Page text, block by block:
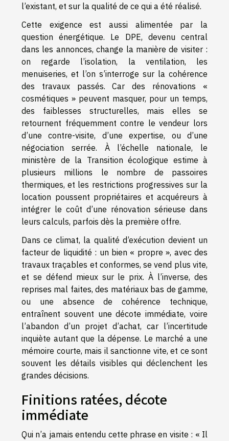
l’existant, et sur la qualité de ce qui a été réalisé.
Cette exigence est aussi alimentée par la
question énergétique. Le DPE, devenu central
dans les annonces, change la manière de visiter :
on regarde l’isolation, la ventilation, les
menuiseries, et l’on s’interroge sur la cohérence
des travaux passés. Car des rénovations «
cosmétiques » peuvent masquer, pour un temps,
des faiblesses structurelles, mais elles se
retournent fréquemment contre le vendeur lors
d’une contre-visite, d’une expertise, ou d’une
négociation serrée. À l’échelle nationale, le
ministère de la Transition écologique estime à
plusieurs millions le nombre de passoires
thermiques, et les restrictions progressives sur la
location poussent propriétaires et acquéreurs à
intégrer le coût d’une rénovation sérieuse dans
leurs calculs, parfois dès la première offre.
Dans ce climat, la qualité d’exécution devient un
facteur de liquidité : un bien « propre », avec des
travaux traçables et conformes, se vend plus vite,
et se défend mieux sur le prix. À l’inverse, des
reprises mal faites, des matériaux bas de gamme,
ou une absence de cohérence technique,
entraînent souvent une décote immédiate, voire
l’abandon d’un projet d’achat, car l’incertitude
inquiète autant que la dépense. Le marché a une
mémoire courte, mais il sanctionne vite, et ce sont
souvent les détails visibles qui déclenchent les
grandes décisions.
Finitions ratées, décote
immédiate
Qui n’a jamais entendu cette phrase en visite : « Il